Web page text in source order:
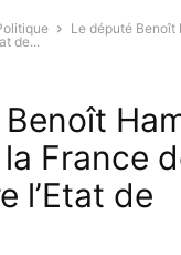
Le député Benoît
de...
France
l’Etat de